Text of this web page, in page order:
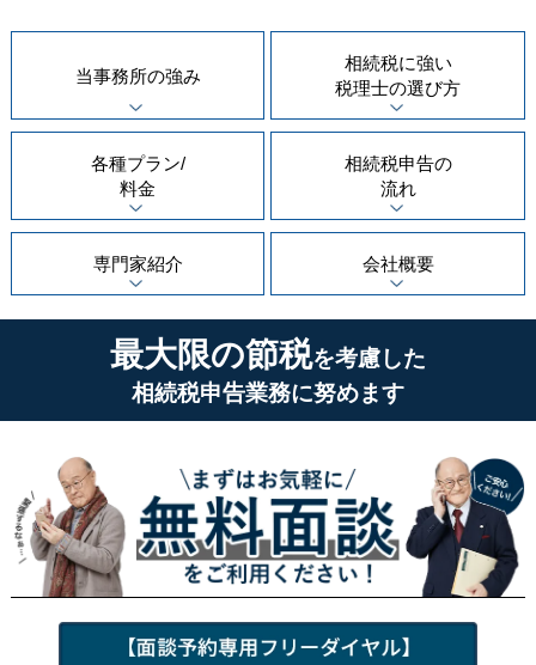
当事務所の強み
相続税に強い
税理士の選び方
各種プラン/
料金
相続税申告の
流れ
専門家紹介 会社概要
最大限の節税を考慮した
相続税申告業務に努めます